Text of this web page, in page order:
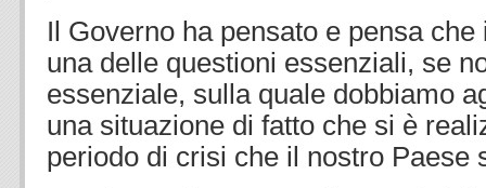
Il Governo ha pensato e pensa
una delle questioni essenziali, se
essenziale, sulla quale dobbiamo
una situazione di fatto che si è
periodo di crisi che il nostro Paese